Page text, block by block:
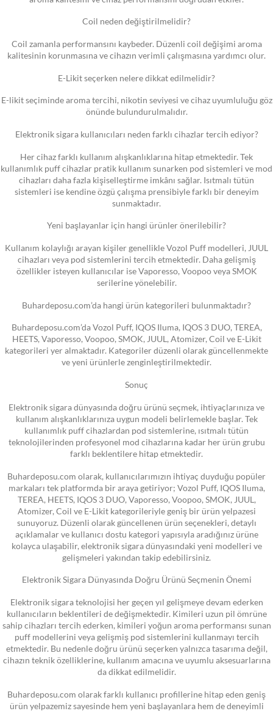
Coil neden değiştirilmelidir?
Coil zamanla performansını kaybeder. Düzenli coil değişimi aroma
kalitesinin korunmasına ve cihazın verimli çalışmasına yardımcı olur.
E-Likit seçerken nelere dikkat edilmelidir?
E-likit seçiminde aroma tercihi, nikotin seviyesi ve cihaz uyumluluğu göz
önünde bulundurulmalıdır.
Elektronik sigara kullanıcıları neden farklı cihazlar tercih ediyor?
Her cihaz farklı kullanım alışkanlıklarına hitap etmektedir. Tek
kullanımlık puff cihazlar pratik kullanım sunarken pod sistemleri ve mod
cihazları daha fazla kişiselleştirme imkânı sağlar. Isıtmalı tütün
sistemleri ise kendine özgü çalışma prensibiyle farklı bir deneyim
sunmaktadır.
Yeni başlayanlar için hangi ürünler önerilebilir?
Kullanım kolaylığı arayan kişiler genellikle Vozol Puff modelleri, JUUL
cihazları veya pod sistemlerini tercih etmektedir. Daha gelişmiş
özellikler isteyen kullanıcılar ise Vaporesso, Voopoo veya SMOK
serilerine yönelebilir.
Buhardeposu.com’da hangi ürün kategorileri bulunmaktadır?
Buhardeposu.com’da Vozol Puff, IQOS Iluma, IQOS 3 DUO, TEREA,
HEETS, Vaporesso, Voopoo, SMOK, JUUL, Atomizer, Coil ve E-Likit
kategorileri yer almaktadır. Kategoriler düzenli olarak güncellenmekte
ve yeni ürünlerle zenginleştirilmektedir.
Sonuç
Elektronik sigara dünyasında doğru ürünü seçmek, ihtiyaçlarınıza ve
kullanım alışkanlıklarınıza uygun modeli belirlemekle başlar. Tek
kullanımlık puff cihazlardan pod sistemlerine, ısıtmalı tütün
teknolojilerinden profesyonel mod cihazlarına kadar her ürün grubu
farklı beklentilere hitap etmektedir.
Buhardeposu.com olarak, kullanıcılarımızın ihtiyaç duyduğu popüler
markaları tek platformda bir araya getiriyor; Vozol Puff, IQOS Iluma,
TEREA, HEETS, IQOS 3 DUO, Vaporesso, Voopoo, SMOK, JUUL,
Atomizer, Coil ve E-Likit kategorileriyle geniş bir ürün yelpazesi
sunuyoruz. Düzenli olarak güncellenen ürün seçenekleri, detaylı
açıklamalar ve kullanıcı dostu kategori yapısıyla aradığınız ürüne
kolayca ulaşabilir, elektronik sigara dünyasındaki yeni modelleri ve
gelişmeleri yakından takip edebilirsiniz.
Elektronik Sigara Dünyasında Doğru Ürünü Seçmenin Önemi
Elektronik sigara teknolojisi her geçen yıl gelişmeye devam ederken
kullanıcıların beklentileri de değişmektedir. Kimileri uzun pil ömrüne
sahip cihazları tercih ederken, kimileri yoğun aroma performansı sunan
puff modellerini veya gelişmiş pod sistemlerini kullanmayı tercih
etmektedir. Bu nedenle doğru ürünü seçerken yalnızca tasarıma değil,
cihazın teknik özelliklerine, kullanım amacına ve uyumlu aksesuarlarına
da dikkat edilmelidir.
Buhardeposu.com olarak farklı kullanıcı profillerine hitap eden geniş
ürün yelpazemiz sayesinde hem yeni başlayanlara hem de deneyimli